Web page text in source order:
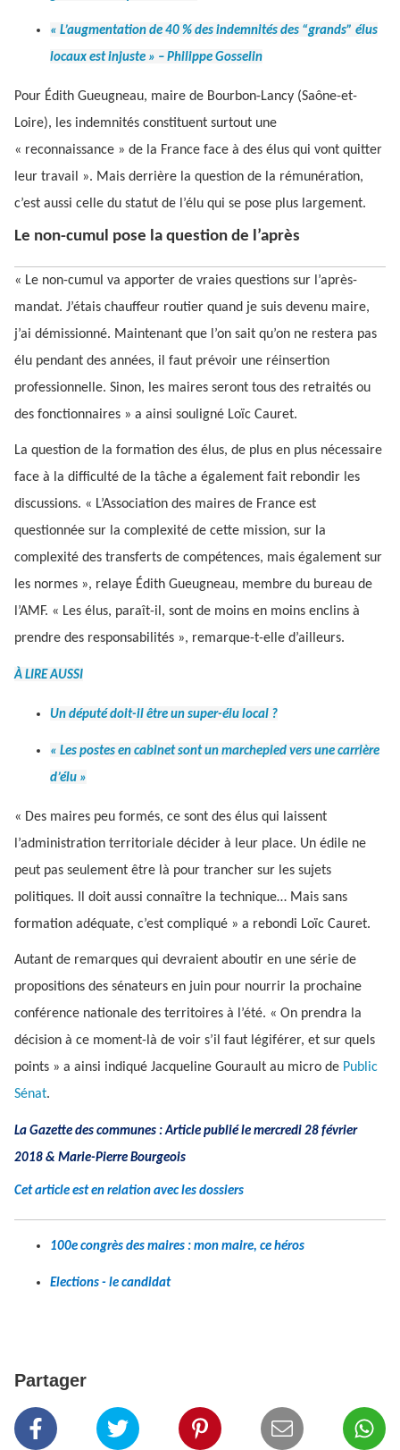
« L’augmentation de 40 % des indemnités des “grands” élus
locaux est injuste » – Philippe Gosselin
Pour Édith Gueugneau, maire de Bourbon-Lancy (Saône-et-
Loire), les indemnités constituent surtout une
« reconnaissance » de la France face à des élus qui vont quitter
leur travail ». Mais derrière la question de la rémunération,
c’est aussi celle du statut de l’élu qui se pose plus largement.
Le non-cumul pose la question de l’après
« Le non-cumul va apporter de vraies questions sur l’après-
mandat. J’étais chauffeur routier quand je suis devenu maire,
j’ai démissionné. Maintenant que l’on sait qu’on ne restera pas
élu pendant des années, il faut prévoir une réinsertion
professionnelle. Sinon, les maires seront tous des retraités ou
des fonctionnaires » a ainsi souligné Loïc Cauret.
La question de la formation des élus, de plus en plus nécessaire
face à la difficulté de la tâche a également fait rebondir les
discussions. « L’Association des maires de France est
questionnée sur la complexité de cette mission, sur la
complexité des transferts de compétences, mais également sur
les normes », relaye Édith Gueugneau, membre du bureau de
l’AMF. « Les élus, paraît-il, sont de moins en moins enclins à
prendre des responsabilités », remarque-t-elle d’ailleurs.
À LIRE AUSSI
Un député doit-il être un super-élu local ?
« Les postes en cabinet sont un marchepied vers une carrière
d’élu »
« Des maires peu formés, ce sont des élus qui laissent
l’administration territoriale décider à leur place. Un édile ne
peut pas seulement être là pour trancher sur les sujets
politiques. Il doit aussi connaître la technique… Mais sans
formation adéquate, c’est compliqué » a rebondi Loïc Cauret.
Autant de remarques qui devraient aboutir en une série de
propositions des sénateurs en juin pour nourrir la prochaine
conférence nationale des territoires à l’été. « On prendra la
décision à ce moment-là de voir s’il faut légiférer, et sur quels
points » a ainsi indiqué Jacqueline Gourault au micro de Public
Sénat.
La Gazette des communes : Article publié le mercredi 28 février
2018 & Marie-Pierre Bourgeois
Cet article est en relation avec les dossiers
100e congrès des maires : mon maire, ce héros
Elections - le candidat
Partager